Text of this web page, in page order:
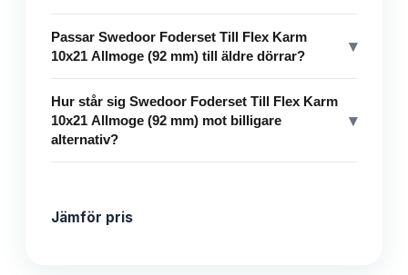
Passar Swedoor Foderset Till Flex Karm
10x21 Allmoge (92 mm) till äldre dörrar?
▾
Hur står sig Swedoor Foderset Till Flex Karm
10x21 Allmoge (92 mm) mot billigare
alternativ?
▾
Jämför pris